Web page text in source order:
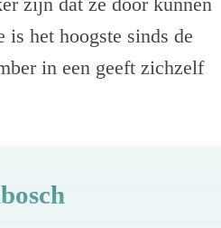
is het hoogste sinds de
in een geeft zichzelf